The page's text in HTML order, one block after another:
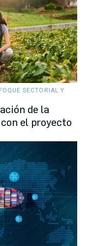
SECTORIAL Y
de la
el proyecto